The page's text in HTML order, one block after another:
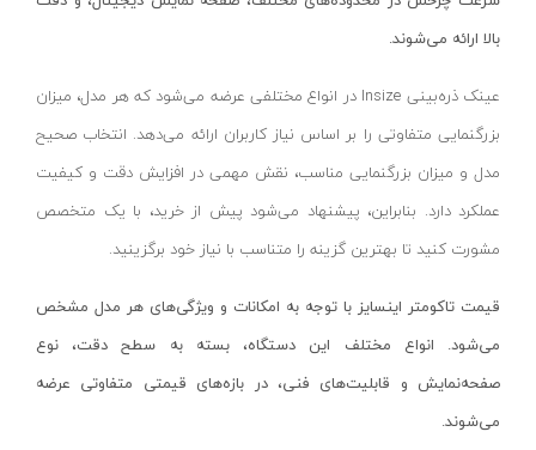
ماسک جوشکاری
سایر ابزار جوشکاری
دستگاه های جوش لوله پلی اتیلن
کیت جوشکاری
مهره کبریتی
دستگاه جوش الکتروفیوژن
ربات جوش و برش
لکا- LEKA
آکاد- ACCUD
اشتیل- STIHL
شپخ- SCHEPPACH
تهران کیت- TEHRANKIT
راد الکتریک- RAD ELECTRIC
تکنوتل- TECHNOTEL
ام تی- MT
الاندا- ELANDA
حارس-HARES
قرمز- مشکی- طوسی
بفش
RGB
طوسی روشن
سفید-آفتابی
قرمز-آبی-سبز
مسی
هفت رنگ
آفتابی
سفید یخی
سفید_آفتابی_انبه‌ای
بالا ارائه می‌شوند.
عینک ذره‌بینی Insize در انواع مختلفی عرضه می‌شود که هر مدل، میزان
بزرگنمایی متفاوتی را بر اساس نیاز کاربران ارائه می‌دهد. انتخاب صحیح
مدل و میزان بزرگنمایی مناسب، نقش مهمی در افزایش دقت و کیفیت
عملکرد دارد. بنابراین، پیشنهاد می‌شود پیش از خرید، با یک متخصص
مشورت کنید تا بهترین گزینه را متناسب با نیاز خود برگزینید.
قیمت تاکومتر اینسایز با توجه به امکانات و ویژگی‌های هر مدل مشخص
می‌شود. انواع مختلف این دستگاه، بسته به سطح دقت، نوع
صفحه‌نمایش و قابلیت‌های فنی، در بازه‌های قیمتی متفاوتی عرضه
می‌شوند.